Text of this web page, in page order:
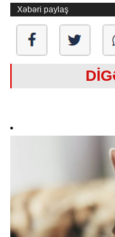
Xəbəri paylaş